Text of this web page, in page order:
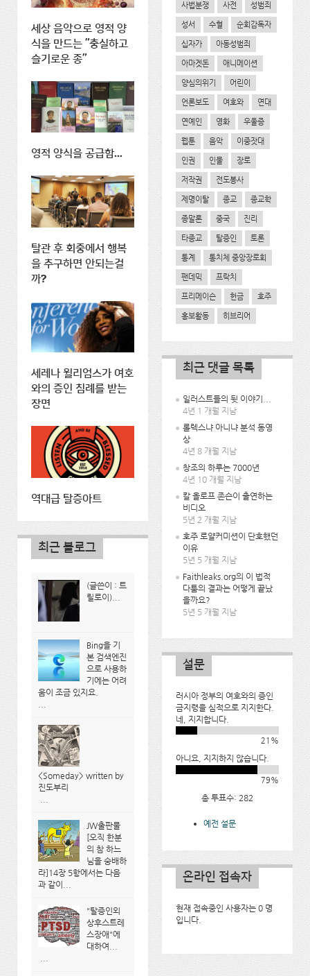
세상 음악으로 영적 양
식을 만드는 "충실하고
슬기로운 종"
영적 양식을 공급함...
탈관 후 회중에서 행복
을 추구하면 안되는걸
까?
세레나 윌리엄스가 여호
와의 증인 침례를 받는
장면
역대급 탈증아트
사법분쟁 사전 성범죄
성서 수혈 순회감독자
십자가 아동성범죄
아마겟돈 애니메이션
양심의위기 어린이
언론보도 여호와 연대
연예인 영화 우울증
웹툰 음악 이중잣대
인권 인물 장로
저작권 전도봉사
제명이탈 종교 종교학
종말론 중국 진리
타종교 탈증인 토론
통계 통치체 중앙장로회
팬데믹 프락치
프리메이슨 헌금 호주
홍보활동 히브리어
최근 댓글 목록
일러스트들의 뒷 이야기...
4년 1 개월 지남
롤렉스냐 아니냐 분석 동영
상
4년 8 개월 지남
창조의 하루는 7000년
4년 10 개월 지남
칼 올로프 존슨이 출연하는
비디오
5년 2 개월 지남
호주 로얄커미션이 단호했던
이유
5년 5 개월 지남
Faithleaks.org의 이 법적
다툼의 결과는 어떻게 끝났
을까요?
5년 5 개월 지남
최근 블로그
(글쓴이 : 트
릴로이)...
Bing을 기
본 검색엔진
으로 사용하
기에는 어려
움이 조금 있지요.
<Someday> written by
진도부리
JW출판물
[오직 한분
의 참 하느
님을 숭배하
라]14장 5항에서는 다음
과 같이...
"탈증인외
상후스트레
스장애"에
대하여...
설문
러시아 정부의 여호와의 증인
금지령을 심적으로 지지한다.
네, 지지합니다.
21%
아니요, 지지하지 않습니다.
79%
총 투표수: 282
예전 설문
온라인 접속자
현재 접속중인 사용자는 0 명
입니다.